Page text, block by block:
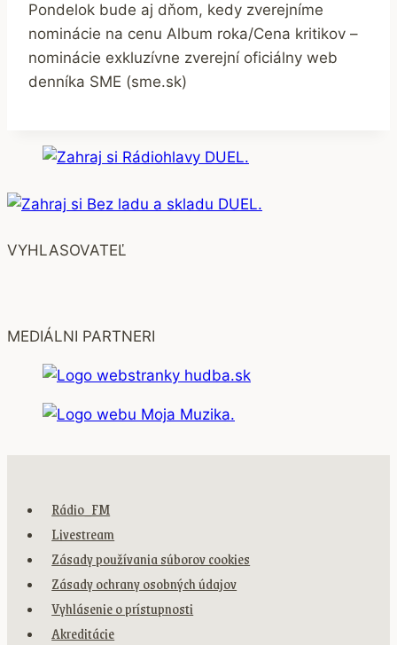
Pondelok bude aj dňom, kedy zverejníme
nominácie na cenu Album roka/Cena kritikov –
nominácie exkluzívne zverejní oficiálny web
denníka SME (sme.sk)
VYHLASOVATEĽ
MEDIÁLNI PARTNERI
Rádio_FM
Livestream
Zásady používania súborov cookies
Zásady ochrany osobných údajov
Vyhlásenie o prístupnosti
Akreditácie